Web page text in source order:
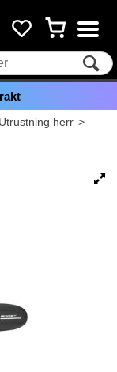
Utrustning herr>